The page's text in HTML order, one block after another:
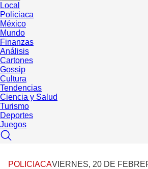
Local
Policiaca
México
Mundo
Finanzas
Análisis
Cartones
Gossip
Cultura
Tendencias
Ciencia y Salud
Turismo
Deportes
Juegos
POLICIACAVIERNES, 20 DE